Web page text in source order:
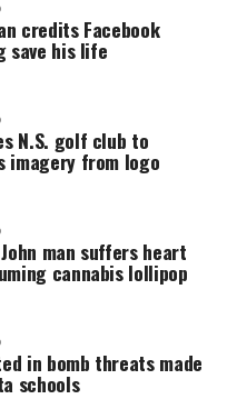
credits Facebook
save his life
N.S. golf club to
imagery from logo
man suffers heart
cannabis lollipop
in bomb threats made
schools